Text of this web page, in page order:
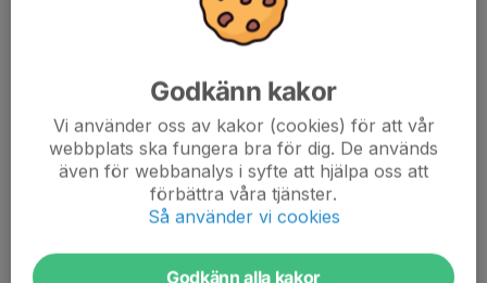
Katarina Frimodig
076-111 42 57
katarinafrimodig@hotmail.com
Johanna Andersson
Trivsel- och värdegrundsansvarig
070-645 82 88
johannaiandersson@hotmail.com
Godkänn kakor
Vi använder oss av kakor (cookies) för att vår
webbplats ska fungera bra för dig. De används
även för webbanalys i syfte att hjälpa oss att
förbättra våra tjänster.
Så använder vi cookies
Godkänn alla kakor